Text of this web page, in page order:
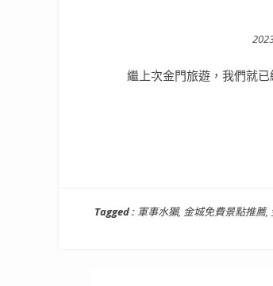
繼上次金門旅遊，我們就
Tagged : 軍事水獺, 金城免費景點推薦,